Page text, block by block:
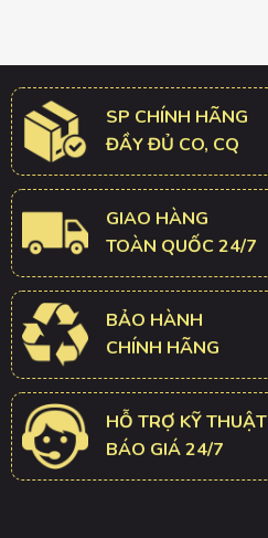
SP CHÍNH HÃNG
ĐẦY ĐỦ CO, CQ
GIAO HÀNG
TOÀN QUỐC 24/7
BẢO HÀNH
CHÍNH HÃNG
HỖ TRỢ KỸ THUẬT
BÁO GIÁ 24/7